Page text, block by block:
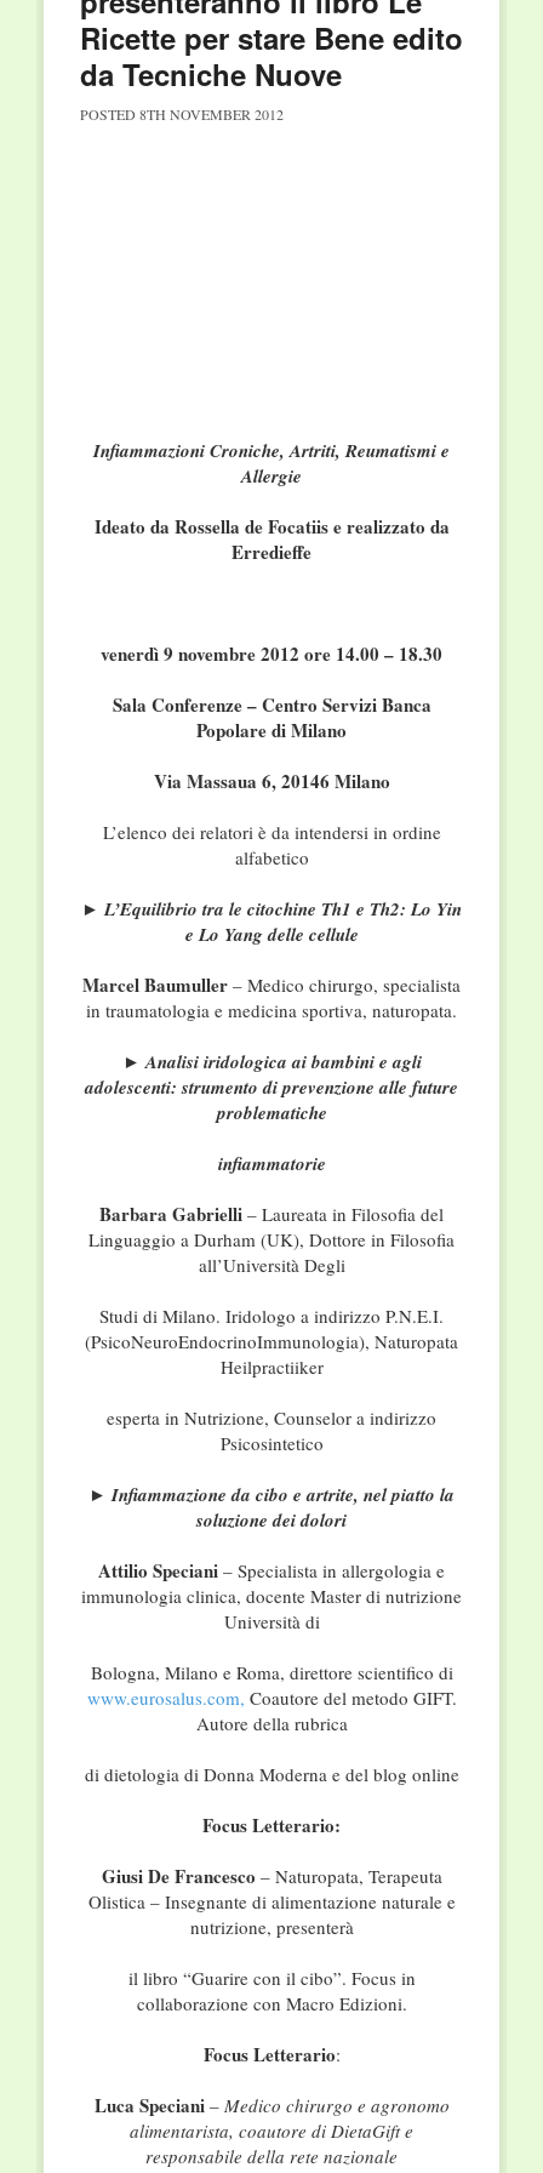
Ricette per stare Bene edito
da Tecniche Nuove
POSTED 8TH NOVEMBER 2012
Infiammazioni Croniche, Artriti, Reumatismi e
Allergie
Ideato da Rossella de Focatiis e realizzato da
Erredieffe
venerdì 9 novembre 2012 ore 14.00 – 18.30
Sala Conferenze – Centro Servizi Banca
Popolare di Milano
Via Massaua 6, 20146 Milano
L’elenco dei relatori è da intendersi in ordine
alfabetico
► L’Equilibrio tra le citochine Th1 e Th2: Lo Yin
e Lo Yang delle cellule
Marcel Baumuller – Medico chirurgo, specialista
in traumatologia e medicina sportiva, naturopata.
► Analisi iridologica ai bambini e agli
adolescenti: strumento di prevenzione alle future
problematiche
infiammatorie
Barbara Gabrielli – Laureata in Filosofia del
Linguaggio a Durham (UK), Dottore in Filosofia
all’Università Degli
Studi di Milano. Iridologo a indirizzo P.N.E.I.
(PsicoNeuroEndocrinoImmunologia), Naturopata
Heilpractiiker
esperta in Nutrizione, Counselor a indirizzo
Psicosintetico
► Infiammazione da cibo e artrite, nel piatto la
soluzione dei dolori
Attilio Speciani – Specialista in allergologia e
immunologia clinica, docente Master di nutrizione
Università di
Bologna, Milano e Roma, direttore scientifico di
www.eurosalus.com, Coautore del metodo GIFT.
Autore della rubrica
di dietologia di Donna Moderna e del blog online
Focus Letterario:
Giusi De Francesco – Naturopata, Terapeuta
Olistica – Insegnante di alimentazione naturale e
nutrizione, presenterà
il libro “Guarire con il cibo”. Focus in
collaborazione con Macro Edizioni.
Focus Letterario:
Luca Speciani– Medico chirurgo e agronomo
alimentarista, coautore di DietaGift e
responsabile della rete nazionale